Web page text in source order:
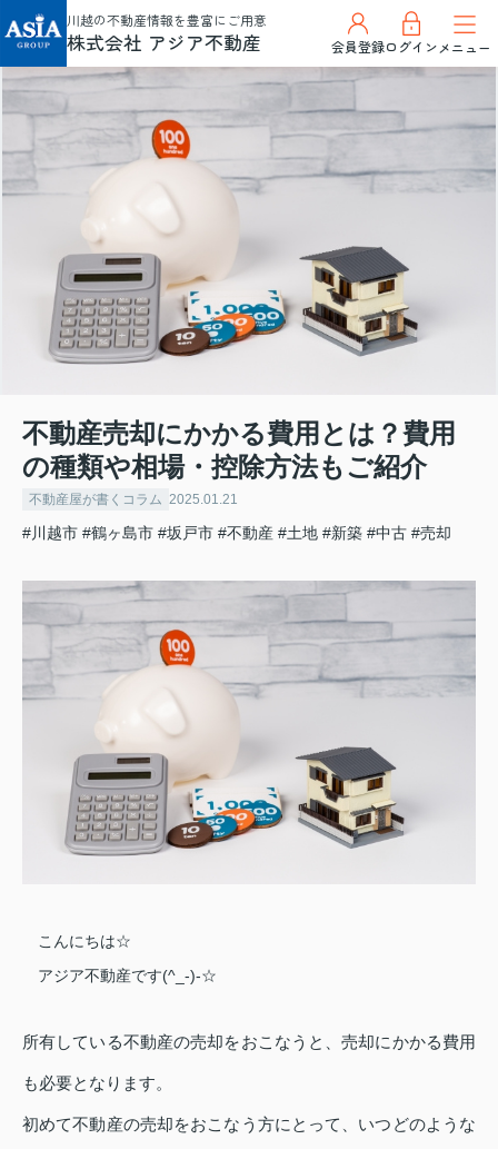
川越の不動産情報を豊富にご用意
株式会社 アジア不動産 会員登録ログインメニュー
不動産売却にかかる費用とは？費用
の種類や相場・控除方法もご紹介
不動産屋が書くコラム 2025.01.21
#川越市 #鶴ヶ島市 #坂戸市 #不動産 #土地 #新築 #中古 #売却
こんにちは☆
アジア不動産です(^_-)-☆
所有している不動産の売却をおこなうと、売却にかかる費用
も必要となります。
初めて不動産の売却をおこなう方にとって、いつどのような